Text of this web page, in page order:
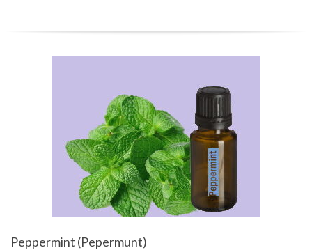
Peppermint (Pepermunt)